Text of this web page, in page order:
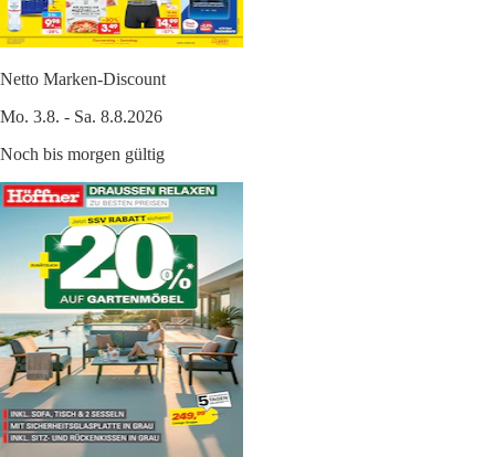
Netto Marken-Discount
Mo. 3.8. - Sa. 8.8.2026
Noch bis morgen gültig